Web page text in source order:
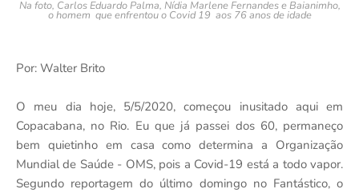
Na foto, Carlos Eduardo Palma, Nídia Marlene Fernandes e Baianimho,
o homem que enfrentou o Covid 19 aos 76 anos de idade
Por: Walter Brito
O meu dia hoje, 5/5/2020, começou inusitado aqui em
Copacabana, no Rio. Eu que já passei dos 60, permaneço
bem quietinho em casa como determina a Organização
Mundial de Saúde - OMS, pois a Covid-19 está a todo vapor.
Segundo reportagem do último domingo no Fantástico, o